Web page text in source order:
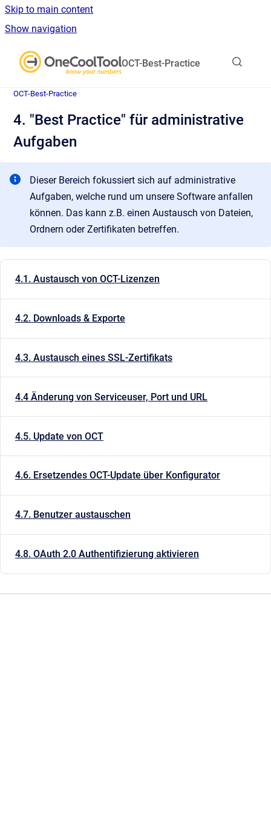
Skip to main content
Show navigation
OCT-Best-Practice
OCT-Best-Practice
4. "Best Practice" für administrative
Aufgaben
Dieser Bereich fokussiert sich auf administrative
Aufgaben, welche rund um unsere Software anfallen
können. Das kann z.B. einen Austausch von Dateien,
Ordnern oder Zertifikaten betreffen.
4.1. Austausch von OCT-Lizenzen
4.2. Downloads & Exporte
4.3. Austausch eines SSL-Zertifikats
4.4 Änderung von Serviceuser, Port und URL
4.5. Update von OCT
4.6. Ersetzendes OCT-Update über Konfigurator
4.7. Benutzer austauschen
4.8. OAuth 2.0 Authentifizierung aktivieren